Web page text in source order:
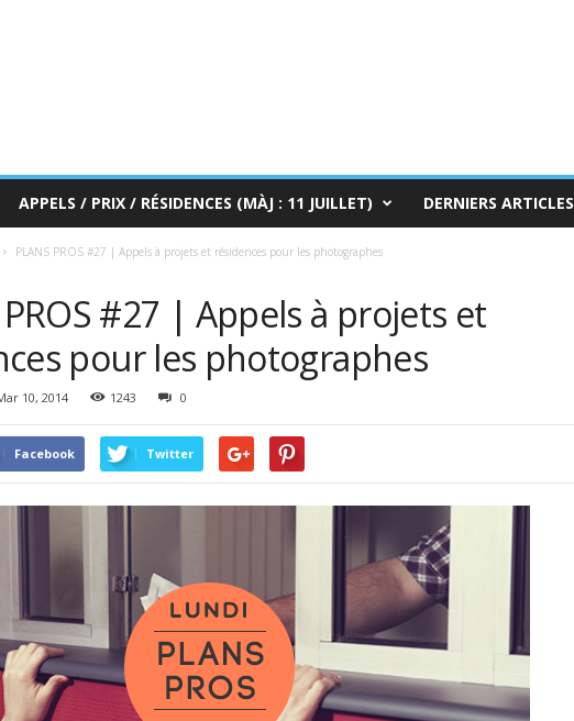
APPELS / PRIX / RÉSIDENCES (MÀJ : 11 JUILLET) DERNIERS ARTICLES
PLANS PROS #27 | Appels à projets et résidences pour les photographes
PROS #27 | Appels à projets et
pour les photographes
10, 2014 1243 0
Facebook Twitter